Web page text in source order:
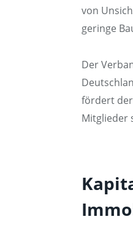
von
geringe
Der
fördert
Mitglieder